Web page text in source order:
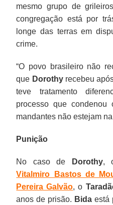
mesmo grupo de
congregação está por
longe das terras em
crime.
“O povo brasileiro não
que Dorothyrecebeu
teve tratamento
processo que condenou
mandantes não estejam
Punição
No caso de Dorothy,
Vitalmiro Bastos de
Pereira Galvão, o
anos de prisão. Bida está